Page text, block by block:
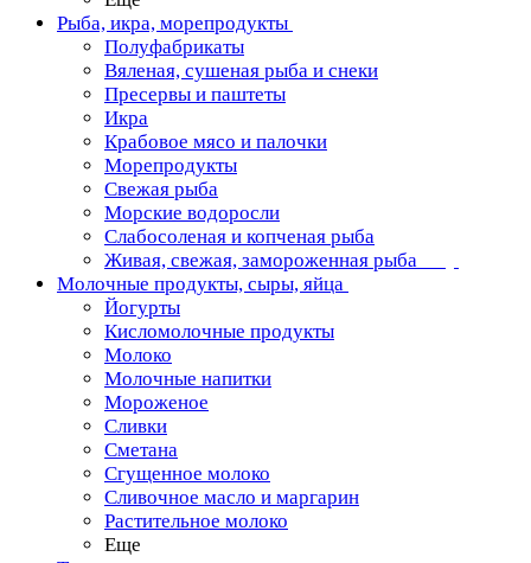
Рыба, икра, морепродукты
Полуфабрикаты
Вяленая, сушеная рыба и снеки
Пресервы и паштеты
Икра
Крабовое мясо и палочки
Морепродукты
Свежая рыба
Морские водоросли
Слабосоленая и копченая рыба
Живая, свежая, замороженная рыба
Молочные продукты, сыры, яйца
Йогурты
Кисломолочные продукты
Молоко
Молочные напитки
Мороженое
Сливки
Сметана
Сгущенное молоко
Сливочное масло и маргарин
Растительное молоко
Еще